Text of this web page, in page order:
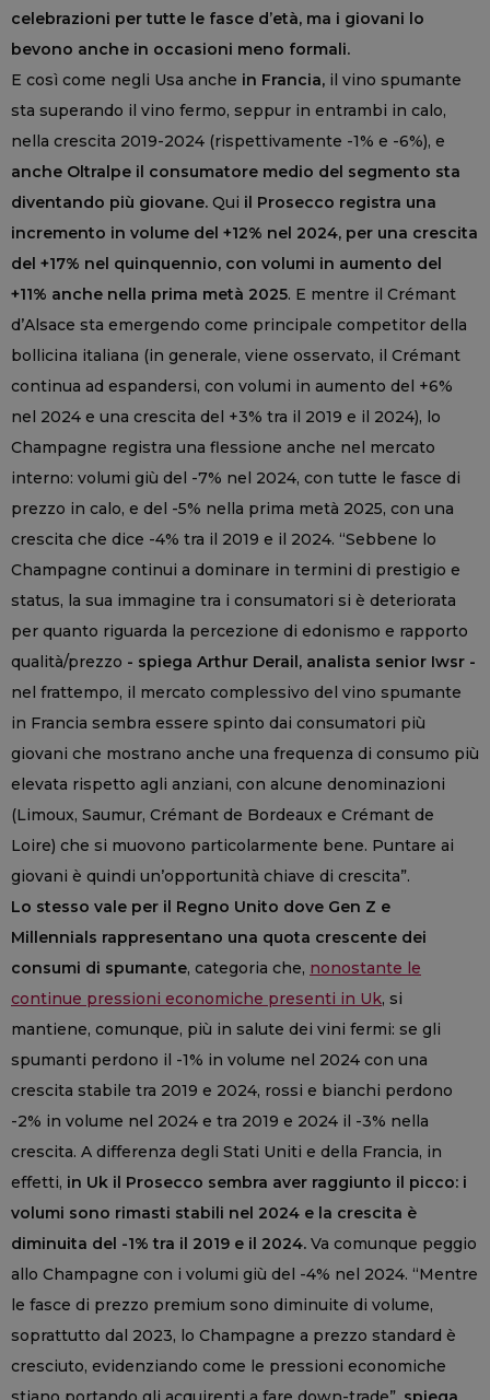
celebrazioni per tutte le fasce d’età, ma i giovani lo
bevono anche in occasioni meno formali.
E così come negli Usa anche in Francia, il vino spumante
sta superando il vino fermo, seppur in entrambi in calo,
nella crescita 2019-2024 (rispettivamente -1% e -6%), e
anche Oltralpe il consumatore medio del segmento sta
diventando più giovane. Qui il Prosecco registra una
incremento in volume del +12% nel 2024, per una crescita
del +17% nel quinquennio, con volumi in aumento del
+11% anche nella prima metà 2025. E mentre il Crémant
d’Alsace sta emergendo come principale competitor della
bollicina italiana (in generale, viene osservato, il Crémant
continua ad espandersi, con volumi in aumento del +6%
nel 2024 e una crescita del +3% tra il 2019 e il 2024), lo
Champagne registra una flessione anche nel mercato
interno: volumi giù del -7% nel 2024, con tutte le fasce di
prezzo in calo, e del -5% nella prima metà 2025, con una
crescita che dice -4% tra il 2019 e il 2024. “Sebbene lo
Champagne continui a dominare in termini di prestigio e
status, la sua immagine tra i consumatori si è deteriorata
per quanto riguarda la percezione di edonismo e rapporto
qualità/prezzo - spiega Arthur Derail, analista senior Iwsr -
nel frattempo, il mercato complessivo del vino spumante
in Francia sembra essere spinto dai consumatori più
giovani che mostrano anche una frequenza di consumo più
elevata rispetto agli anziani, con alcune denominazioni
(Limoux, Saumur, Crémant de Bordeaux e Crémant de
Loire) che si muovono particolarmente bene. Puntare ai
giovani è quindi un’opportunità chiave di crescita”.
Lo stesso vale per il Regno Unito dove Gen Z e
Millennials rappresentano una quota crescente dei
consumi di spumante, categoria che, nonostante le
continue pressioni economiche presenti in Uk, si
mantiene, comunque, più in salute dei vini fermi: se gli
spumanti perdono il -1% in volume nel 2024 con una
crescita stabile tra 2019 e 2024, rossi e bianchi perdono
-2% in volume nel 2024 e tra 2019 e 2024 il -3% nella
crescita. A differenza degli Stati Uniti e della Francia, in
effetti, in Uk il Prosecco sembra aver raggiunto il picco: i
volumi sono rimasti stabili nel 2024 e la crescita è
diminuita del -1% tra il 2019 e il 2024. Va comunque peggio
allo Champagne con i volumi giù del -4% nel 2024. “Mentre
le fasce di prezzo premium sono diminuite di volume,
soprattutto dal 2023, lo Champagne a prezzo standard è
cresciuto, evidenziando come le pressioni economiche